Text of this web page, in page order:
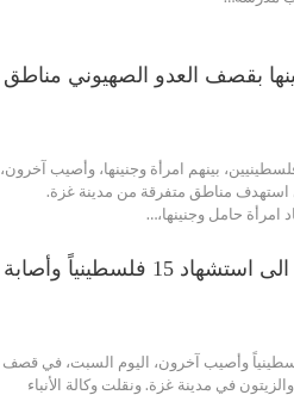
بقصف العدو الصهيوني مناطق
عربي ودولي استشهد 10 مدنيين فلسطينيين، بينهم امرأة وجنينها، وأصيب آخرون،
استهدف مناطق متفرقة من مدينة غزة.
حامل وجنينها،…
مجزرتين صهيونيتين في غزة مما ادت الى استشهاد 15 فلسطينياً وأصابة
- عربي ودولي استشهد 15 مدنياً فلسطينياً وأصيب آخرون، اليوم السبت، في قصف
في مدينة غزة. ونقلت وكالة الأنباء